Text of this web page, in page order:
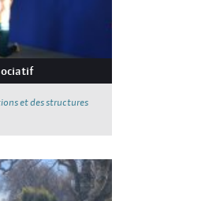
et des structures